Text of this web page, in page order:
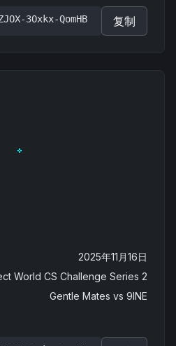
3Oxkx-QomHB 复制
2025年11月16日
World CS Challenge Series 2
Gentle Mates vs 9INE